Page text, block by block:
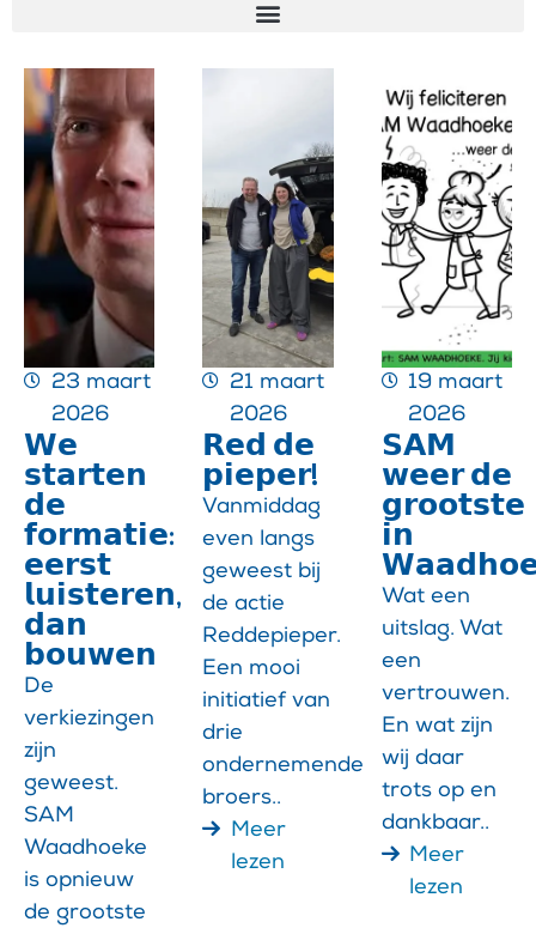
23 maart
2026
𝗪𝗲
𝘀𝘁𝗮𝗿𝘁𝗲𝗻
𝗱𝗲
𝗳𝗼𝗿𝗺𝗮𝘁𝗶𝗲:
𝗲𝗲𝗿𝘀𝘁
𝗹𝘂𝗶𝘀𝘁𝗲𝗿𝗲𝗻,
𝗱𝗮𝗻
𝗯𝗼𝘂𝘄𝗲𝗻
De
verkiezingen
zijn
geweest.
SAM
Waadhoeke
is opnieuw
de grootste
21 maart
2026
𝗥𝗲𝗱 𝗱𝗲
𝗽𝗶𝗲𝗽𝗲𝗿!
Vanmiddag
even langs
geweest bij
de actie
Reddepieper.
Een mooi
initiatief van
drie
ondernemende
broers..
Meer
lezen
19 maart
2026
𝗦𝗔𝗠
𝘄𝗲𝗲𝗿 𝗱𝗲
𝗴𝗿𝗼𝗼𝘁𝘀𝘁𝗲
𝗶𝗻
Wat een
uitslag. Wat
een
vertrouwen.
En wat zijn
wij daar
trots op en
dankbaar..
Meer
lezen